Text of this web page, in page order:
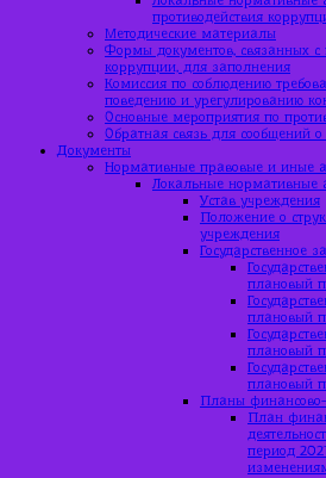
противодействия
Методические материалы
Формы документов, связанных с
коррупции, для заполнения
Комиссия по соблюдению
поведению и урегулированию
Основные мероприятия по
Обратная связь для сообщений
Документы
Нормативные правовые и иные
Локальные нормативные
Устав учреждения
Положение о
учреждения
Государственное
плановый
плановый
плановый
плановый
Планы финансово-
План
период